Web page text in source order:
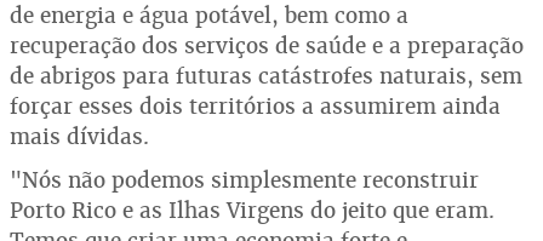
de energia e água potável, bem como a
recuperação dos serviços de saúde e a preparação
de abrigos para futuras catástrofes naturais, sem
forçar esses dois territórios a assumirem ainda
mais dívidas.
"Nós não podemos simplesmente reconstruir
Porto Rico e as Ilhas Virgens do jeito que eram.